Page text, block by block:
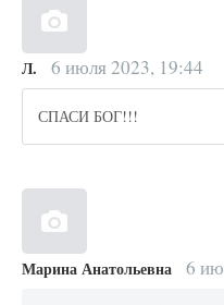
Л. 6 июля 2023, 19:44
СПАСИ БОГ!!!
Марина Анатольевна 6